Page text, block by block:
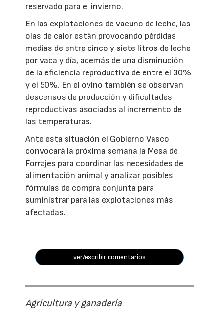
reservado para el invierno.
En las explotaciones de vacuno de leche, las
olas de calor están provocando pérdidas
medias de entre cinco y siete litros de leche
por vaca y día, además de una disminución
de la eficiencia reproductiva de entre el 30%
y el 50%. En el ovino también se observan
descensos de producción y dificultades
reproductivas asociadas al incremento de
las temperaturas.
Ante esta situación el Gobierno Vasco
convocará la próxima semana la Mesa de
Forrajes para coordinar las necesidades de
alimentación animal y analizar posibles
fórmulas de compra conjunta para
suministrar para las explotaciones más
afectadas.
ver/escribir comentarios
Agricultura y ganadería